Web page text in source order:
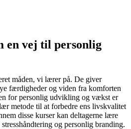
en vej til personlig
måden, vi lærer på. De giver
færdigheder og viden fra komforten
for personlig udvikling og vækst er
metode til at forbedre ens livskvalitet
disse kurser kan deltagerne lære
og personlig branding.